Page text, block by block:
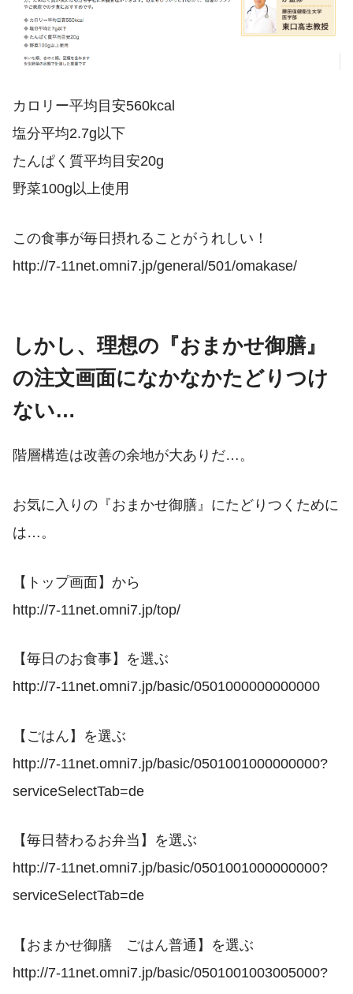
カロリー平均目安560kcal
塩分平均2.7g以下
たんぱく質平均目安20g
野菜100g以上使用
この食事が毎日摂れることがうれしい！
http://7-11net.omni7.jp/general/501/omakase/
しかし、理想の『おまかせ御膳』
の注文画面になかなかたどりつけ
ない…
階層構造は改善の余地が大ありだ…。
お気に入りの『おまかせ御膳』にたどりつくために
は…。
【トップ画面】から
http://7-11net.omni7.jp/top/
【毎日のお食事】を選ぶ
http://7-11net.omni7.jp/basic/0501000000000000
【ごはん】を選ぶ
http://7-11net.omni7.jp/basic/0501001000000000?
serviceSelectTab=de
【毎日替わるお弁当】を選ぶ
http://7-11net.omni7.jp/basic/0501001000000000?
serviceSelectTab=de
【おまかせ御膳 ごはん普通】を選ぶ
http://7-11net.omni7.jp/basic/0501001003005000?